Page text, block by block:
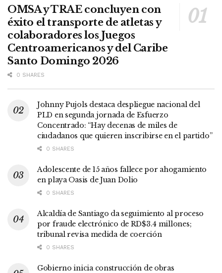
OMSA y TRAE concluyen con
éxito el transporte de atletas y
colaboradores los Juegos
Centroamericanos y del Caribe
Santo Domingo 2026
0 SHARES
Johnny Pujols destaca despliegue nacional del
PLD en segunda jornada de Esfuerzo
Concentrado: “Hay decenas de miles de
ciudadanos que quieren inscribirse en el partido”
0 SHARES
Adolescente de 15 años fallece por ahogamiento
en playa Oasis de Juan Dolio
0 SHARES
Alcaldía de Santiago da seguimiento al proceso
por fraude electrónico de RD$3.4 millones;
tribunal revisa medida de coerción
0 SHARES
Gobierno inicia construcción de obras